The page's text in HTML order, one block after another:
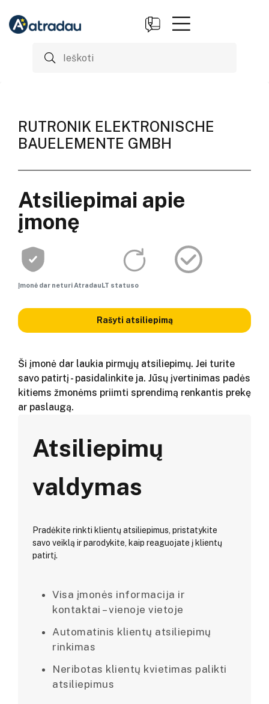
RUTRONIK ELEKTRONISCHE
BAUELEMENTE GMBH
Atsiliepimai apie
įmonę
Įmonė dar neturi AtradauLT statuso
Rašyti atsiliepimą
Ši įmonė dar laukia pirmųjų atsiliepimų. Jei turite
savo patirtį - pasidalinkite ja. Jūsų įvertinimas padės
kitiems žmonėms priimti sprendimą renkantis prekę
ar paslaugą.
Atsiliepimų
valdymas
Pradėkite rinkti klientų atsiliepimus, pristatykite
savo veiklą ir parodykite, kaip reaguojate į klientų
patirtį.
Visa įmonės informacija ir
kontaktai – vienoje vietoje
Automatinis klientų atsiliepimų
rinkimas
Neribotas klientų kvietimas palikti
atsiliepimus